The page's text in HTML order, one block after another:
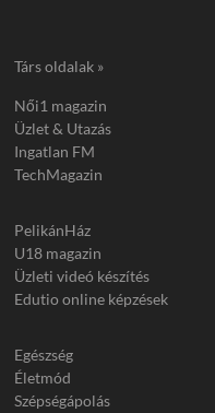
Társ oldalak »
Női1 magazin
Üzlet & Utazás
Ingatlan FM
TechMagazin
PelikánHáz
U18 magazin
Üzleti videó készítés
Edutio online képzések
Egészség
Életmód
Szépségápolás